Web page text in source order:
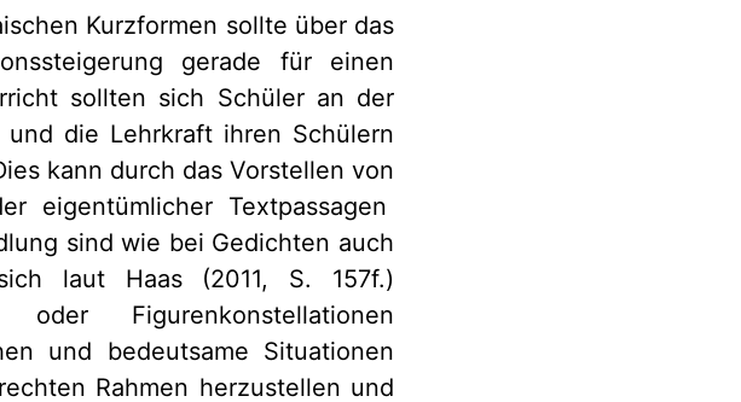
Kurzformen sollte über das
gerade für einen
sollten sich Schüler an der
die Lehrkraft ihren Schülern
kann durch das Vorstellen von
eigentümlicher Textpassagen
sind wie bei Gedichten auch
laut Haas (2011, S. 157f.)
oder Figurenkonstellationen
und bedeutsame Situationen
Rahmen herzustellen und